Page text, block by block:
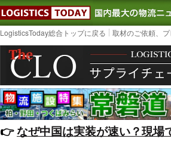
LOGISTICS
LogisticsToday総合トップに戻る 取材のご依頼、
👉️なぜ中国は実装が速い？現場